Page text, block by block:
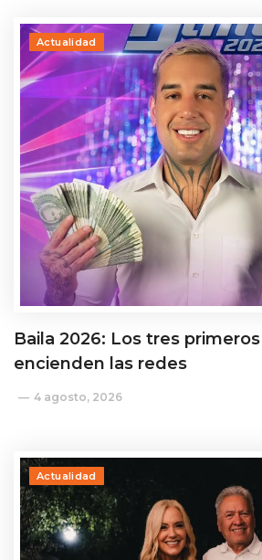
Actualidad
Baila 2026: Los tres
encienden las redes
4 agosto, 2026
Actualidad